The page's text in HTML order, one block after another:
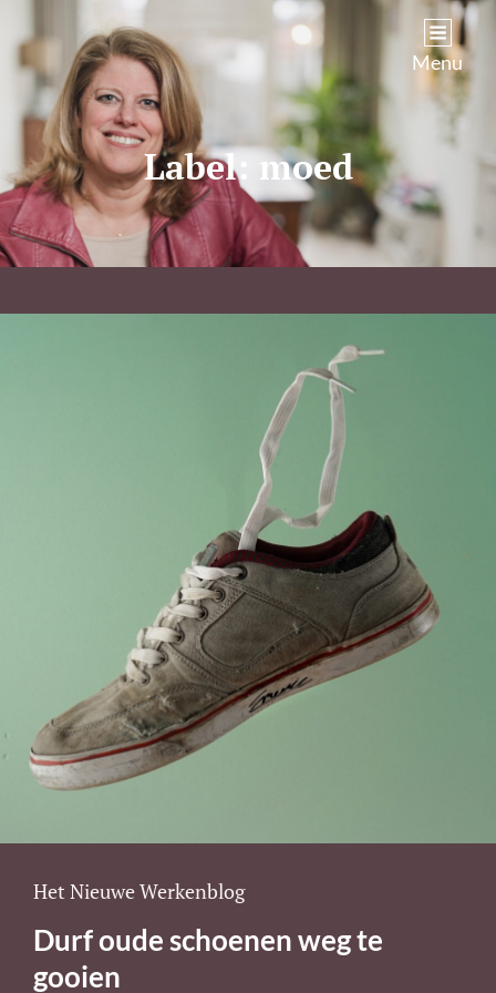
Kim Castenmiller Menu
Label: moed
Cat
Het Nieuwe Werkenblog
Durf oude schoenen weg te
gooien